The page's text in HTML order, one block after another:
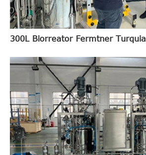
300L Biorreator Fermtner Turquia